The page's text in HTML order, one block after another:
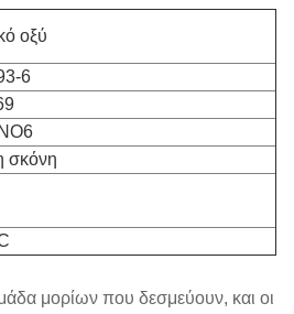
οξύ
6
σκόνη
μορίων που δεσμεύουν, και οι